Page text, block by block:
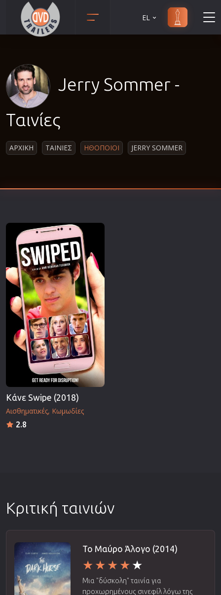
Αισθησιακές
Γουέστερν
Ευρωπαικός Κινηματογράφος
Θρίλερ
Ιστορικές
Κλασσικές
EL
Jerry Sommer -
Ταινίες
ΑΡΧΙΚΗ ΤΑΙΝΙΕΣ ΗΘΟΠΟΙΟΙ JERRY SOMMER
Κάνε Swipe (2018)
Αισθηματικές Κωμωδίες
2.8
Κριτική ταινιών
Το Μαύρο Άλογο (2014)
Μια "δύσκολη" ταινία για
προχωρημένους σινεφίλ λόγω της